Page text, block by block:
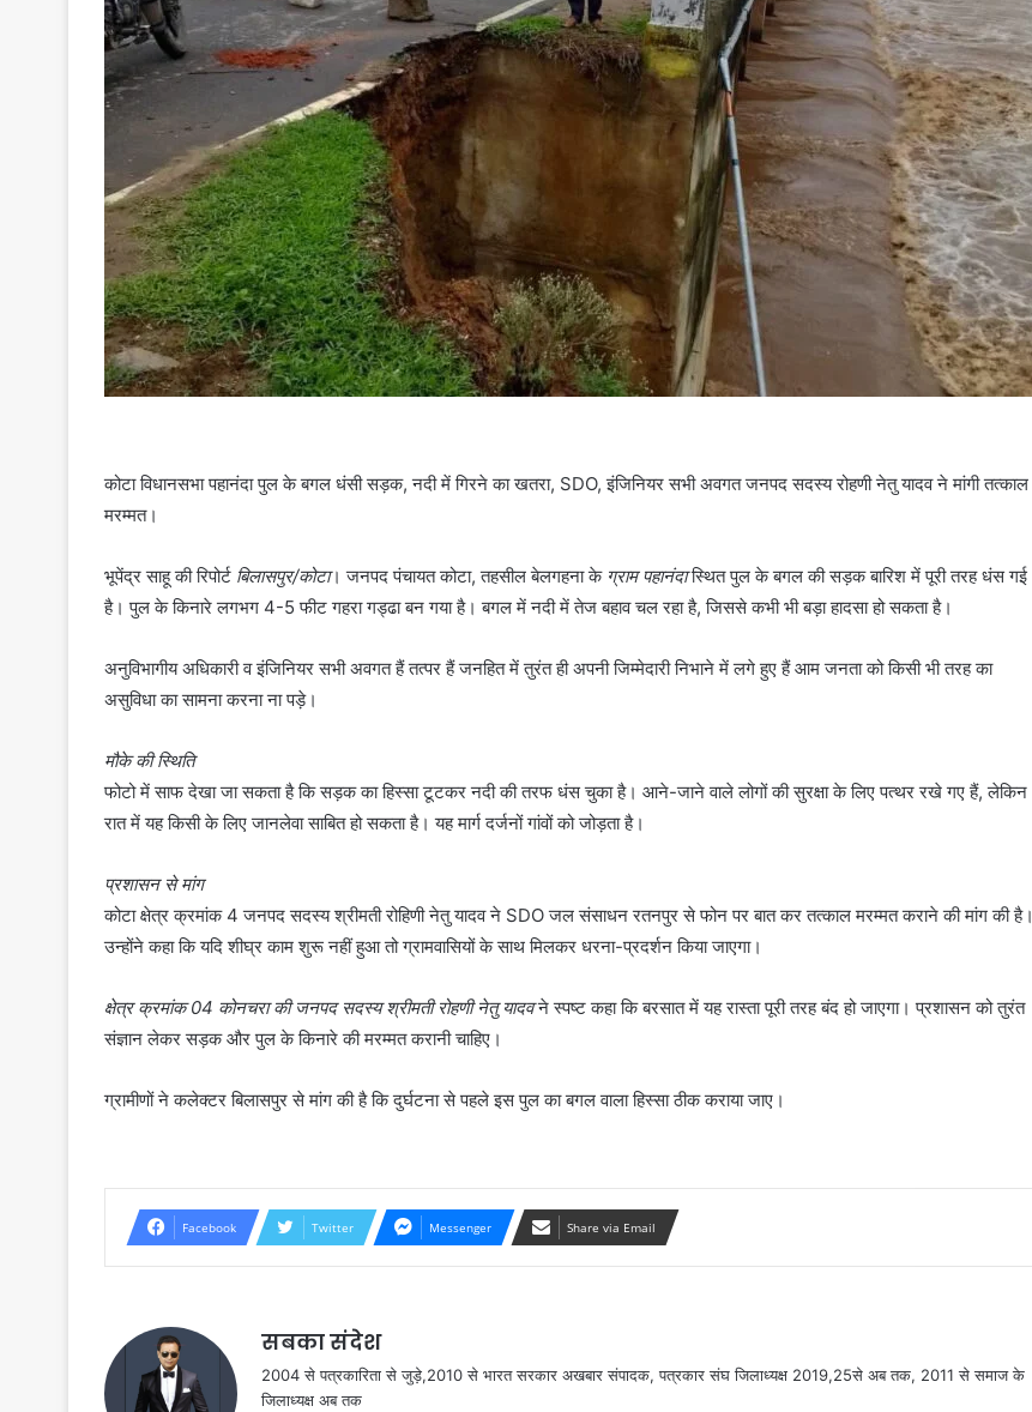
कोटा विधानसभा पहानंदा पुल के बगल धंसी सड़क, नदी में गिरने का खतरा, SDO, इंजिनियर सभी अवगत जनपद सदस्य रोहणी नेतु यादव ने मांगी तत्काल
मरम्मत।
भूपेंद्र साहू की रिपोर्ट बिलासपुर/कोटा। जनपद पंचायत कोटा, तहसील बेलगहना के ग्राम पहानंदास्थित पुल के बगल की सड़क बारिश में पूरी तरह धंस गई
है। पुल के किनारे लगभग 4-5 फीट गहरा गड्ढा बन गया है। बगल में नदी में तेज बहाव चल रहा है, जिससे कभी भी बड़ा हादसा हो सकता है।
अनुविभागीय अधिकारी व इंजिनियर सभी अवगत हैं तत्पर हैं जनहित में तुरंत ही अपनी जिम्मेदारी निभाने में लगे हुए हैं आम जनता को किसी भी तरह का
असुविधा का सामना करना ना पड़े।
मौके की स्थिति
फोटो में साफ देखा जा सकता है कि सड़क का हिस्सा टूटकर नदी की तरफ धंस चुका है। आने-जाने वाले लोगों की सुरक्षा के लिए पत्थर रखे गए हैं, लेकिन
रात में यह किसी के लिए जानलेवा साबित हो सकता है। यह मार्ग दर्जनों गांवों को जोड़ता है।
प्रशासन से मांग
कोटा क्षेत्र क्रमांक 4 जनपद सदस्य श्रीमती रोहिणी नेतु यादव ने SDO जल संसाधन रतनपुर से फोन पर बात कर तत्काल मरम्मत कराने की मांग की है।
उन्होंने कहा कि यदि शीघ्र काम शुरू नहीं हुआ तो ग्रामवासियों के साथ मिलकर धरना-प्रदर्शन किया जाएगा।
क्षेत्र क्रमांक 04 कोनचरा की जनपद सदस्य श्रीमती रोहणी नेतु यादवने स्पष्ट कहा कि बरसात में यह रास्ता पूरी तरह बंद हो जाएगा। प्रशासन को तुरंत
संज्ञान लेकर सड़क और पुल के किनारे की मरम्मत करानी चाहिए।
ग्रामीणों ने कलेक्टर बिलासपुर से मांग की है कि दुर्घटना से पहले इस पुल का बगल वाला हिस्सा ठीक कराया जाए।
Facebook Twitter Messenger Share via Email
सबका संदेश
2004 से पत्रकारिता से जुड़े,2010 से भारत सरकार अखबार संपादक, पत्रकार संघ जिलाध्यक्ष 2019,25से अब तक, 2011 से समाज के
जिलाध्यक्ष अब तक